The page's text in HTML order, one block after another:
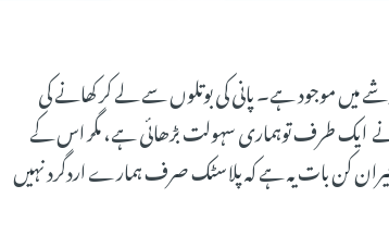
میں موجود ہے۔ پانی کی بوتلوں سے لے کر کھانے کی
نے ایک طرف توہماری سہولت بڑھائی ہے، مگر اس کے
کن بات یہ ہے کہ پلاسٹک صرف ہمارے اردگرد نہیں